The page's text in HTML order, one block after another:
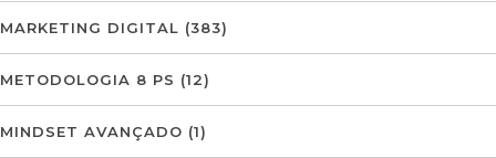
MARKETING DIGITAL (383)
METODOLOGIA 8 PS (12)
MINDSET AVANÇADO (1)